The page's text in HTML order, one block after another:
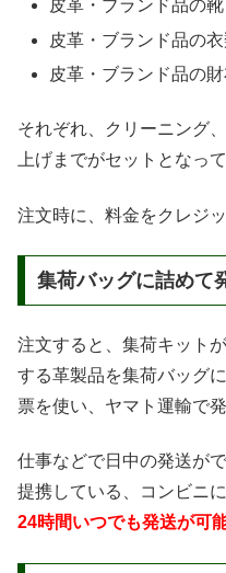
皮革・ブランド品の靴
皮革・ブランド品の
皮革・ブランド品の財
それぞれ、クリーニング
上げまでがセットとなっ
注文時に、料金をクレジ
集荷バッグに詰めて
注文すると、集荷キット
する革製品を集荷バッグ
票を使い、ヤマト運輸で発
仕事などで日中の発送が
提携している、コンビニ
24時間いつでも発送が可